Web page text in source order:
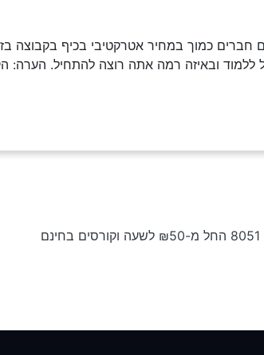
חברים כמוך במחיר אטרקטיבי בכיף בקבוצה
ללמוד ובאיזה רמה אתה רוצה להתחיל. הערה: